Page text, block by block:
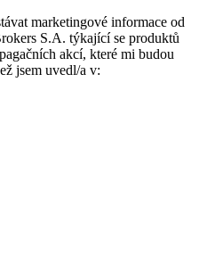
marketingové informace od
S.A. týkající se produktů
akcí, které mi budou
jsem uvedl/a v: